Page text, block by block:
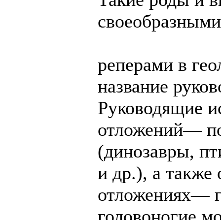
своеобразными
реперами в
название
Руководящие
отложений—
(динозавры,
и др.), а также
отложениях—